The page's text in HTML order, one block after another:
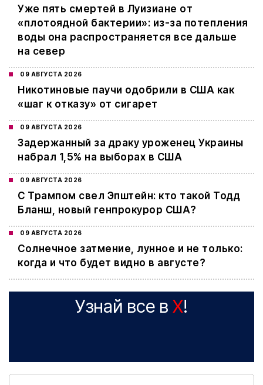
Уже пять смертей в Луизиане от
«плотоядной бактерии»: из-за потепления
воды она распространяется все дальше
на север
09 АВГУСТА 2026
Никотиновые паучи одобрили в США как
«шаг к отказу» от сигарет
09 АВГУСТА 2026
Задержанный за драку уроженец Украины
набрал 1,5% на выборах в США
09 АВГУСТА 2026
С Трампом свел Эпштейн: кто такой Тодд
Бланш, новый генпрокурор США?
09 АВГУСТА 2026
Cолнечное затмение, лунное и не только:
когда и что будет видно в августе?
Узнай все в X!